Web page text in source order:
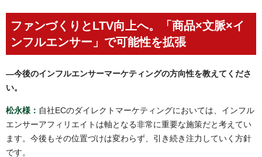
ファンづくりとLTV向上へ。「商品×文脈×イ
ンフルエンサー」で可能性を拡張
―今後のインフルエンサーマーケティングの方向性を教えてくださ
い。
松永様： 自社ECのダイレクトマーケティングにおいては、インフル
エンサーアフィリエイトは軸となる非常に重要な施策だと考えてい
ます。今後もその位置づけは変わらず、引き続き注力していく方針
です。